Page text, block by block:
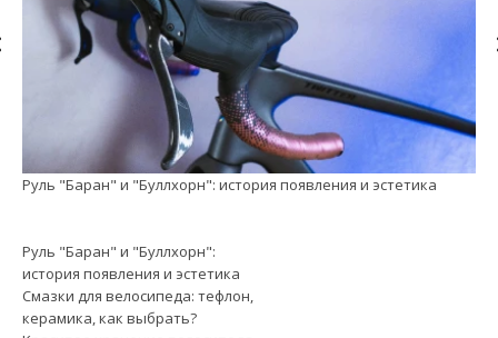
Руль "Баран" и "Буллхорн": история появления и эстетика
Руль "Баран" и "Буллхорн":
история появления и эстетика
Смазки для велосипеда: тефлон,
керамика, как выбрать?